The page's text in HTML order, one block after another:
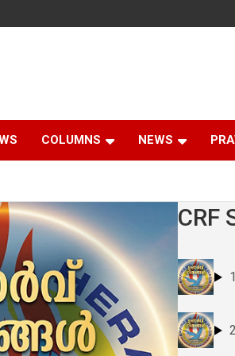
COLUMNS NEWS
CRF
1
2